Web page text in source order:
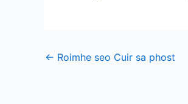
Iar
← Roimhe seo Cuir sa phost